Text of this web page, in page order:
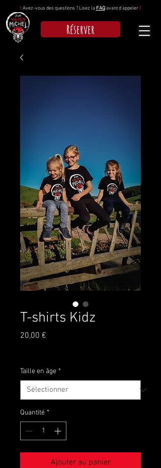
! Avez-vous des questions ? Lisez la FAQavant d'appeler !
Réserver
T-shirts Kidz
20,00 €
Taille en âge *
Quantité *
Ajouter au panier